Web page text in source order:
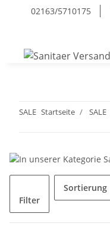
02163/5710175
SALE Startseite SALE
Filter
Sortierung